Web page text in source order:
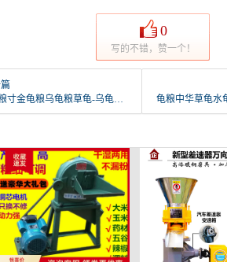
0
写的不错，赞一个！
龟饲料(sunsun森森蓝鲨专卖店仅售15.8元)
龟粮中华草龟水龟巴西